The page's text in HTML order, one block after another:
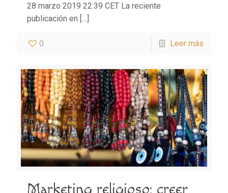
28 marzo 2019 22:39 CET La reciente
publicación en […]
0 Leer más
Marketing religioso: creer